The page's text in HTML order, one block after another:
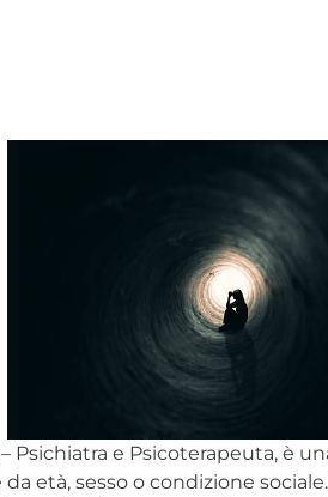
– Psichiatra e Psicoterapeuta, è
età, sesso o condizione